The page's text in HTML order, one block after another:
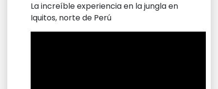
La increíble experiencia en la jungla en
Iquitos, norte de Perú